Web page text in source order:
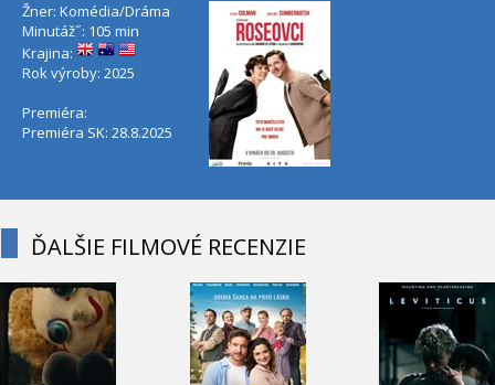
Žner: Komédia/Dráma
Minutáž˝: 105 min
Krajina:
Rok výroby: 2025
Premiéra:
Premiéra SK: 28.8.2025
ĎALŠIE FILMOVÉ RECENZIE